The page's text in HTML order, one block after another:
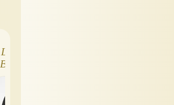
LEGO: Дарт
Вейдер 75111